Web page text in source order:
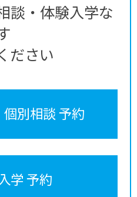
談・体験入学な
ださい
別相談 予約
学 予約